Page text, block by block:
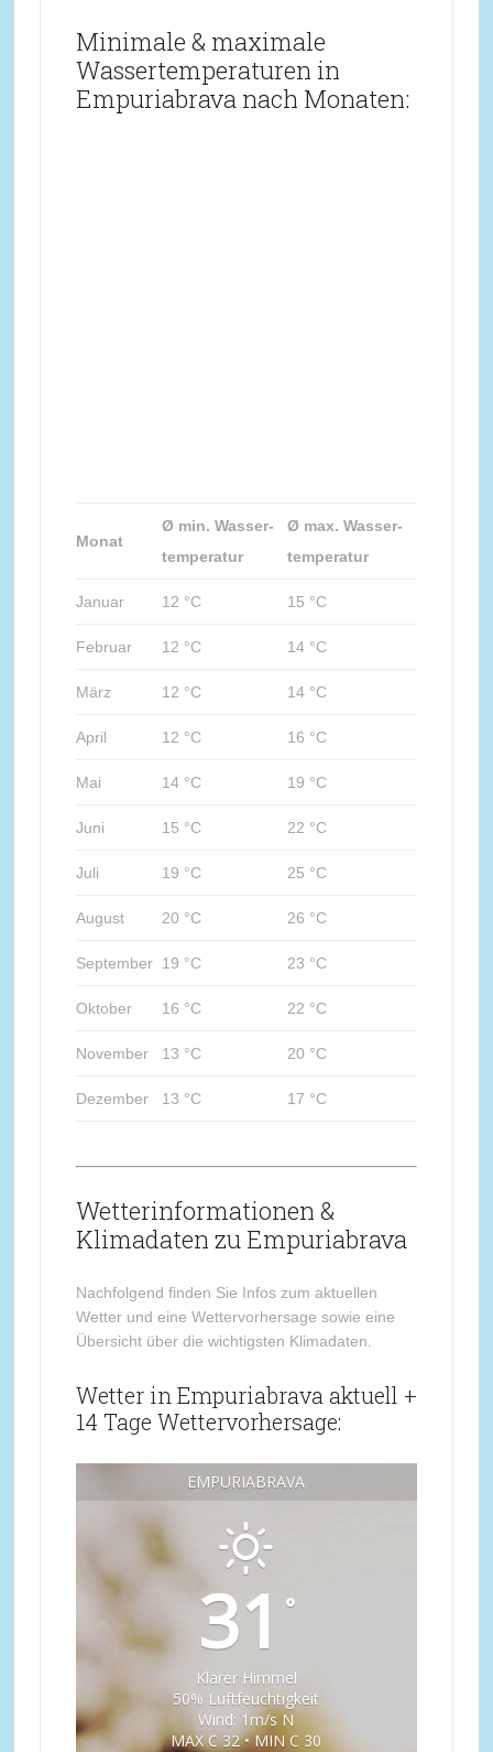
Minimale & maximale
Wassertemperaturen in
Empuriabrava nach Monaten:
Monat
Ø min. Wasser-
temperatur
Ø max. Wasser-
temperatur
Januar 12 °C 15 °C
Februar 12 °C 14 °C
März 12 °C 14 °C
April 12 °C 16 °C
Mai 14 °C 19 °C
Juni 15 °C 22 °C
Juli 19 °C 25 °C
August 20 °C 26 °C
September 19 °C 23 °C
Oktober 16 °C 22 °C
November 13 °C 20 °C
Dezember 13 °C 17 °C
Wetterinformationen &
Klimadaten zu Empuriabrava
Nachfolgend finden Sie Infos zum aktuellen
Wetter und eine Wettervorhersage sowie eine
Übersicht über die wichtigsten Klimadaten.
Wetter in Empuriabrava aktuell +
14 Tage Wettervorhersage:
EMPURIABRAVA
31 °
Klarer Himmel
50% Luftfeuchtigkeit
Wind: 1m/s N
MAX C 32 • MIN C 30